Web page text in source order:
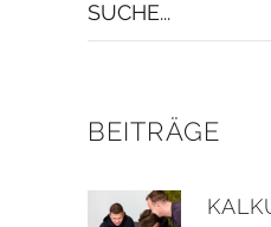
für:
BEITRÄGE